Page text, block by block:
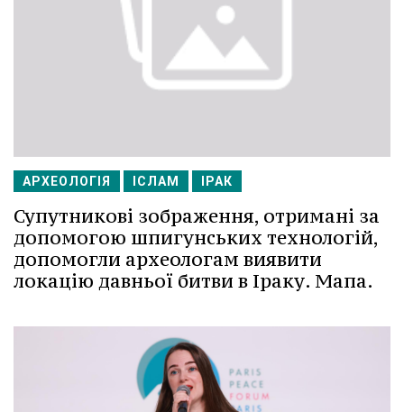
АРХЕОЛОГІЯ ІСЛАМ ІРАК
Супутникові зображення, отримані за
допомогою шпигунських технологій,
допомогли археологам виявити
локацію давньої битви в Іраку. Мапа.